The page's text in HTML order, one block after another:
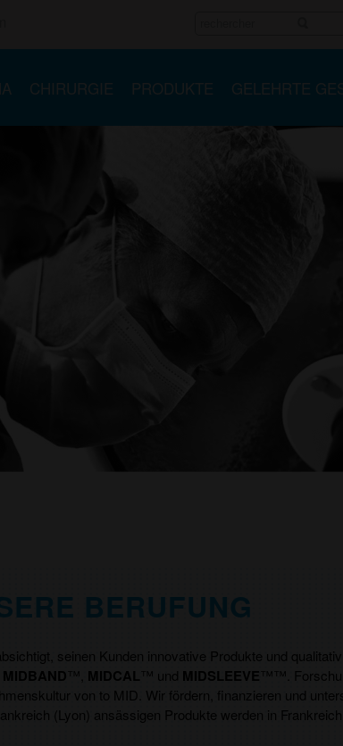
CHIRURGIE PRODUKTE GELEHRTE
BERUFUNG
seinen Kunden innovative Produkte und
MIDBAND ™, MIDCAL ™ und MIDSLEEVE ™™.
von to MID. Wir fördern, finanzieren und
(Lyon) ansässigen Produkte werden in